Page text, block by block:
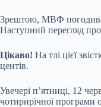
Зрештою, МВФ погодився
Наступний перегляд
Цікаво! На тлі цієї
центів.
Увечері п’ятниці, 12
чотирирічної програми